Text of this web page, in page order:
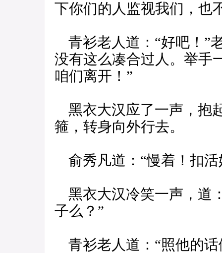
下你们的人监视我们，也
青衫老人道：“好吧！”
没有这么凑合过人。举手
咱们离开！”
黑衣大汉应了一声，抱
箍，转身向外行去。
俞秀凡道：“慢着！扣活
黑衣大汉冷笑一声，道
子么？”
青衫老人道：“照他的话